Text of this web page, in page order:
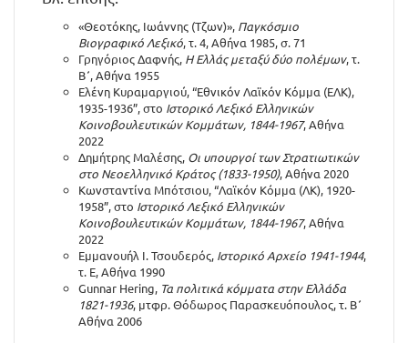
«Θεοτόκης, Ιωάννης (Τζων)», Παγκόσμιο
Βιογραφικό Λεξικό, τ. 4, Αθήνα 1985, σ. 71
Γρηγόριος Δαφνής, Η Ελλάς μεταξύ δύο πολέμων, τ.
Β΄, Αθήνα 1955
Ελένη Κυραμαργιού, “Εθνικόν Λαϊκόν Κόμμα (ΕΛΚ),
1935-1936”, στο Ιστορικό Λεξικό Ελληνικών
Κοινοβουλευτικών Κομμάτων, 1844-1967, Αθήνα
2022
Δημήτρης Μαλέσης, Οι υπουργοί των Στρατιωτικών
στο Νεοελληνικό Κράτος (1833-1950), Αθήνα 2020
Κωνσταντίνα Μπότσιου, “Λαϊκόν Κόμμα (ΛΚ), 1920-
1958”, στο Ιστορικό Λεξικό Ελληνικών
Κοινοβουλευτικών Κομμάτων, 1844-1967, Αθήνα
2022
Εμμανουήλ Ι. Τσουδερός, Ιστορικό Αρχείο 1941-1944,
τ. Ε, Αθήνα 1990
Gunnar Hering, Τα πολιτικά κόμματα στην Ελλάδα
1821-1936, μτφρ. Θόδωρος Παρασκευόπουλος, τ. Β΄
Αθήνα 2006